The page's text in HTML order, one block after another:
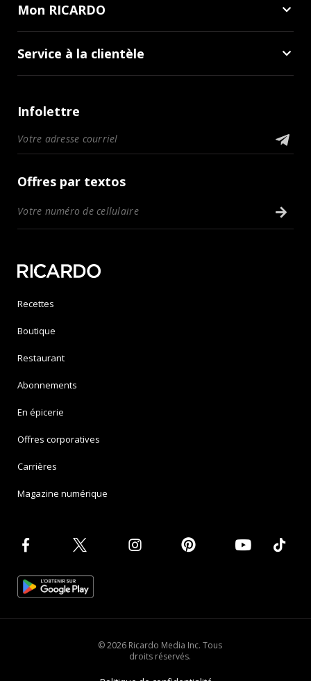
Mon RICARDO
Service à la clientèle
Infolettre
Offres par textos
Recettes
Boutique
Restaurant
Abonnements
En épicerie
Offres corporatives
Carrières
Magazine numérique
© 2026 Ricardo Media Inc. Tous
droits réservés.